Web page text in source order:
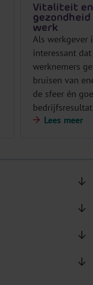
Vitaliteit en
werk
Als werkgever
interessant
werknemers
bruisen van
de sfeer én
Lees meer